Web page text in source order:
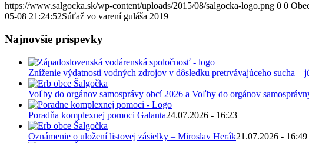
https://www.salgocka.sk/wp-content/uploads/2015/08/salgocka-logo.png 0 0
05-08 21:24:52Súťaž vo varení guláša 2019
Najnovšie príspevky
Zníženie výdatnosti vodných zdrojov v dôsledku pretrvávajúceho sucha –
Voľby do orgánov samosprávy obcí 2026 a Voľby do orgánov
Poradňa komplexnej pomoci Galanta24.07.2026 - 16:23
Oznámenie o uložení listovej zásielky – Miroslav Herák21.07.2026 - 16:49